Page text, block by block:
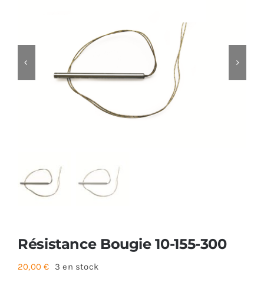
Résistance Bougie 10-155-300
20,00€ 3 en stock